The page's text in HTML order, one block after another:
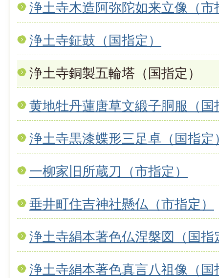
浄土寺木造阿弥陀如来立像（市
浄土寺鉦鼓（国指定）
浄土寺銅製五輪塔（国指定）
黄地牡丹蓮唐草文緞子胴服（国
浄土寺黒漆蝶形三足卓（国指定
一柳家旧所蔵刀（市指定）
垂井町住吉神社懸仏（市指定）
浄土寺絹本著色仏涅槃図（国指
浄土寺絹本著色真言八祖像（国